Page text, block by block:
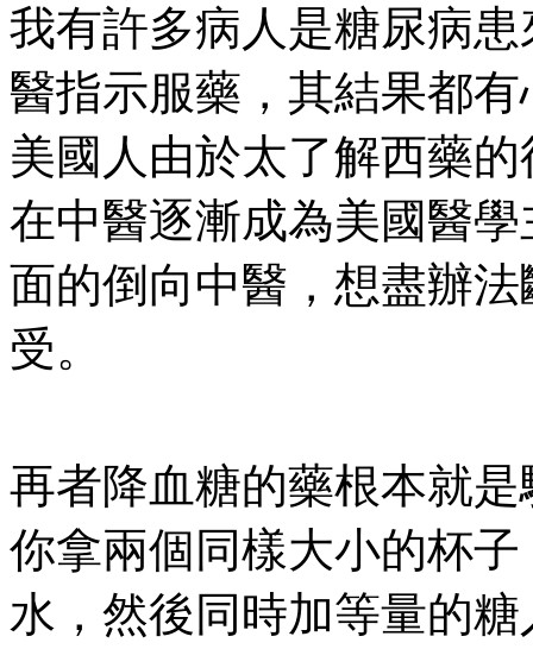
我有許多病人是糖尿病
醫指示服藥，其結果都
美國人由於太了解西藥
在中醫逐漸成為美國醫
面的倒向中醫，想盡辦
受。
再者降血糖的藥根本就
你拿兩個同樣大小的杯
水，然後同時加等量的